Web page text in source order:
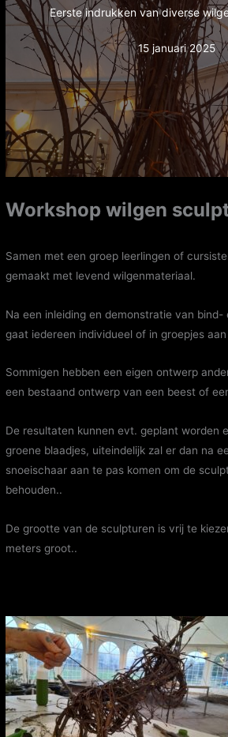
Eerste indrukken van diverse
15 januari 2025
Workshop wilgen
Samen met een groep leerlingen of
gemaakt met levend wilgenmateriaal.
Na een inleiding en demonstratie van bind-
gaat iedereen individueel of in groepjes
Sommigen hebben een eigen ontwerp
een bestaand ontwerp van een beest of
De resultaten kunnen evt. geplant worden
groene blaadjes, uiteindelijk zal er dan na
snoeischaar aan te pas komen om de
behouden..
De grootte van de sculpturen is vrij te
meters groot..